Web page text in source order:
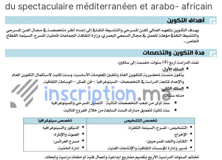
du spectaculaire méditerranéen et arabo- africain